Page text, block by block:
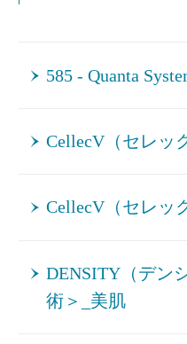
585 - Quanta
CellecV（セレッ
CellecV（セレッ
DENSITY（デン
術＞_美肌